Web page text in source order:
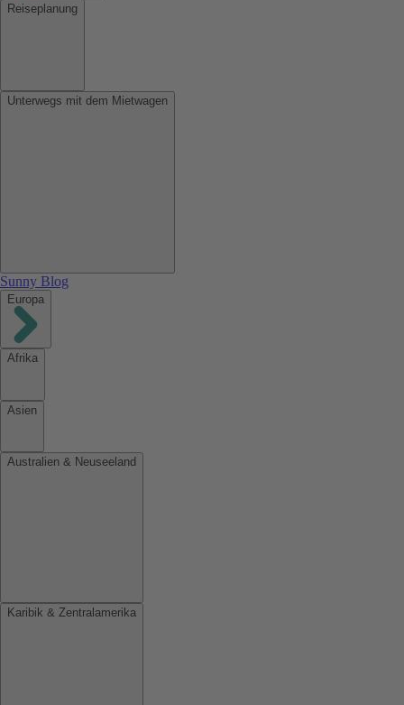
Reiseplanung
Unterwegs mit dem Mietwagen
Sunny Blog
Europa
Afrika
Asien
Australien & Neuseeland
Karibik & Zentralamerika